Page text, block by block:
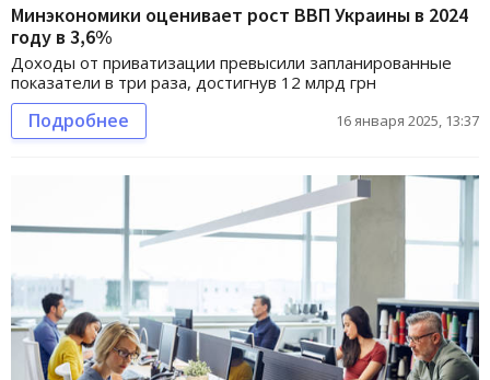
Минэкономики оценивает рост ВВП Украины в 2024
году в 3,6%
Доходы от приватизации превысили запланированные
показатели в три раза, достигнув 12 млрд грн
Подробнее 16 января 2025, 13:37